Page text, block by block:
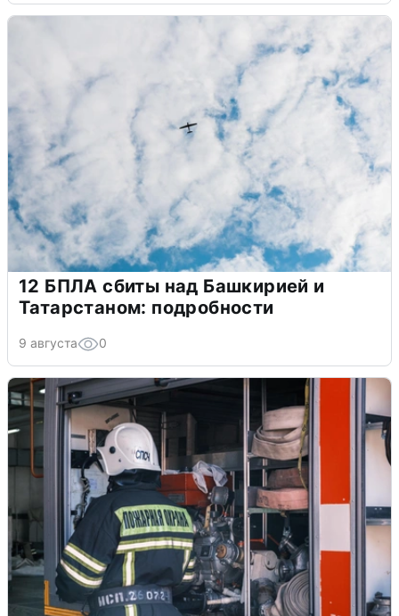
12 БПЛА сбиты над Башкирией и
Татарстаном: подробности
9 августа 0